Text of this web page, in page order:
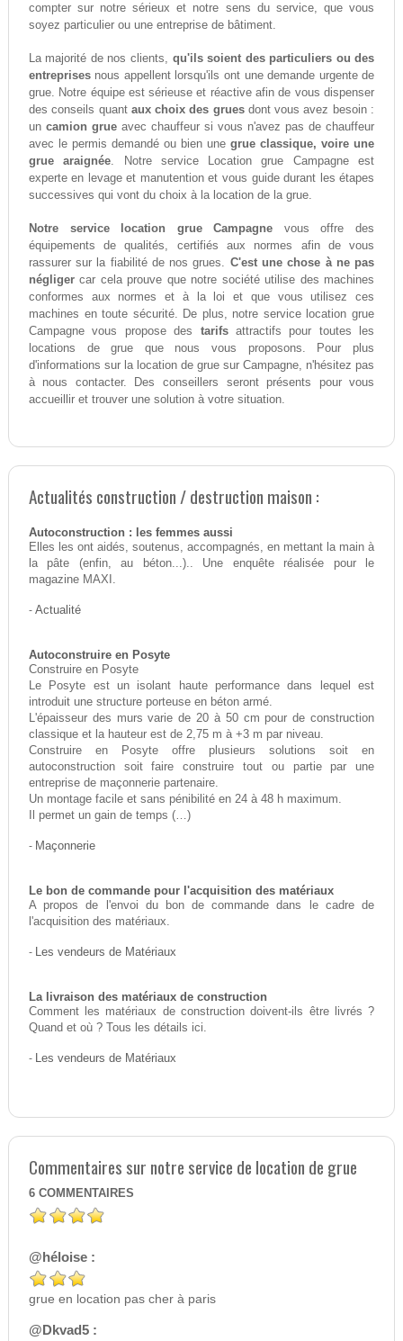
compter sur notre sérieux et notre sens du service, que vous
soyez particulier ou une entreprise de bâtiment.
La majorité de nos clients, qu'ils soient des particuliers ou des
entreprisesnous appellent lorsqu'ils ont une demande urgente de
grue. Notre équipe est sérieuse et réactive afin de vous dispenser
des conseils quant aux choix des gruesdont vous avez besoin :
un camion grueavec chauffeur si vous n'avez pas de chauffeur
avec le permis demandé ou bien unegrue classique, voire une
grue araignée. Notre service Location grue Campagne est
experte en levage et manutention et vous guide durant les étapes
successives qui vont du choix à la location de la grue.
Notre service location grue Campagne vous offre des
équipements de qualités, certifiés aux normes afin de vous
rassurer sur la fiabilité de nos grues. C'est une chose à ne pas
négligercar cela prouve que notre société utilise des machines
conformes aux normes et à la loi et que vous utilisez ces
machines en toute sécurité. De plus, notre service location grue
Campagne vous propose des tarifsattractifs pour toutes les
locations de grue que nous vous proposons. Pour plus
d'informations sur la location de grue sur Campagne, n'hésitez pas
à nous contacter. Des conseillers seront présents pour vous
accueillir et trouver une solution à votre situation.
Actualités construction / destruction maison :
Autoconstruction : les femmes aussi
Elles les ont aidés, soutenus, accompagnés, en mettant la main à
la pâte (enfin, au béton...).. Une enquête réalisée pour le
magazine MAXI.
- Actualité
Autoconstruire en Posyte
Construire en Posyte
Le Posyte est un isolant haute performance dans lequel est
introduit une structure porteuse en béton armé.
L'épaisseur des murs varie de 20 à 50 cm pour de construction
classique et la hauteur est de 2,75 m à +3 m par niveau.
Construire en Posyte offre plusieurs solutions soit en
autoconstruction soit faire construire tout ou partie par une
entreprise de maçonnerie partenaire.
Un montage facile et sans pénibilité en 24 à 48 h maximum.
Il permet un gain de temps (…)
- Maçonnerie
Le bon de commande pour l'acquisition des matériaux
A propos de l'envoi du bon de commande dans le cadre de
l'acquisition des matériaux.
- Les vendeurs de Matériaux
La livraison des matériaux de construction
Comment les matériaux de construction doivent-ils être livrés ?
Quand et où ? Tous les détails ici.
- Les vendeurs de Matériaux
Commentaires sur notre service de location de grue
6 COMMENTAIRES
@héloise :
grue en location pas cher à paris
@Dkvad5 :